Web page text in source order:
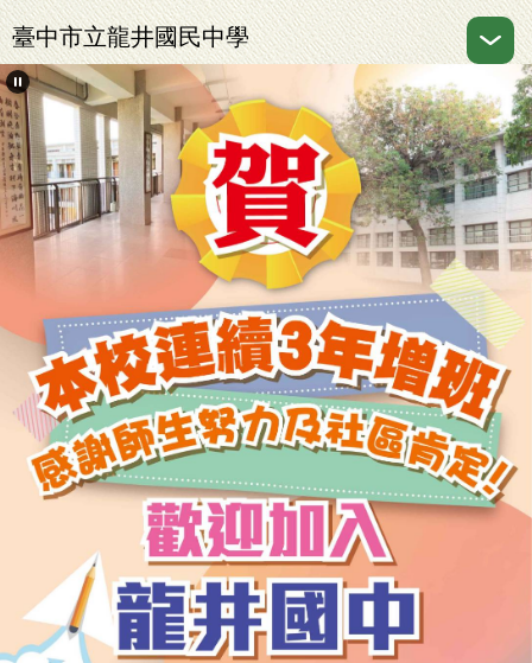
跳
到
主
要
內
容
區
臺中市立龍井國民中學